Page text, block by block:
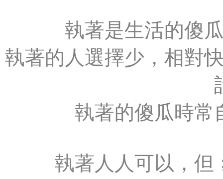
執著是生活的傻
執著的人選擇少，相對
執著的傻瓜時常
執著人人可以，但